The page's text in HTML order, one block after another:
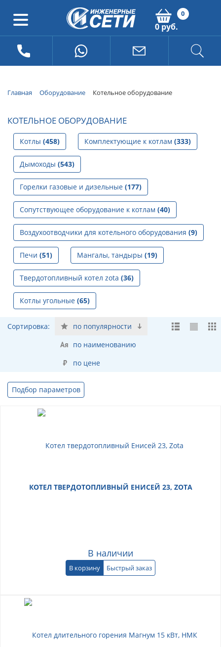
0
0 руб.
Главная Оборудование Котельное оборудование
КОТЕЛЬНОЕ ОБОРУДОВАНИЕ
Котлы (458) Комплектующие к котлам (333)
Дымоходы (543)
Горелки газовые и дизельные (177)
Сопутствующее оборудование к котлам (40)
Воздухоотводчики для котельного оборудования (9)
Печи (51) Мангалы, тандыры (19)
Твердотопливный котел zota (36)
Котлы угольные (65)
Сортировка:
по популярности
по наименованию
по цене
Подбор параметров
КОТЕЛ ТВЕРДОТОПЛИВНЫЙ ЕНИСЕЙ 23, ZOTA
В наличии
В корзину Быстрый заказ